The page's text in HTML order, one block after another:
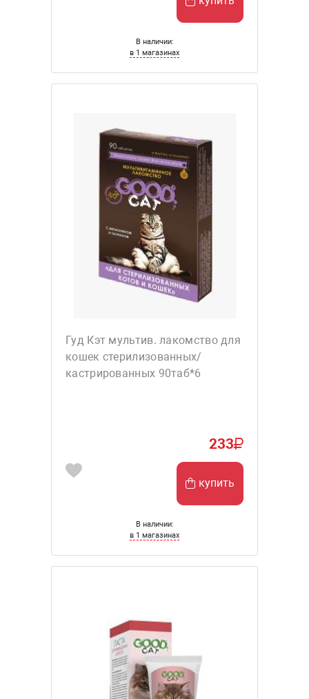
В наличии:
в 1 магазинах
Гуд Кэт мультив. лакомство для
кошек стерилизованных/
кастрированных 90таб*6
233
купить
В наличии:
в 1 магазинах